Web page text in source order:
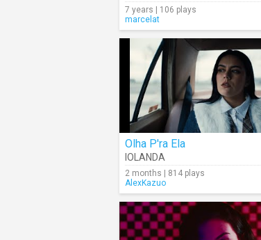
7 years | 106 plays
marcelat
Olha P'ra Ela
IOLANDA
2 months | 814 plays
AlexKazuo